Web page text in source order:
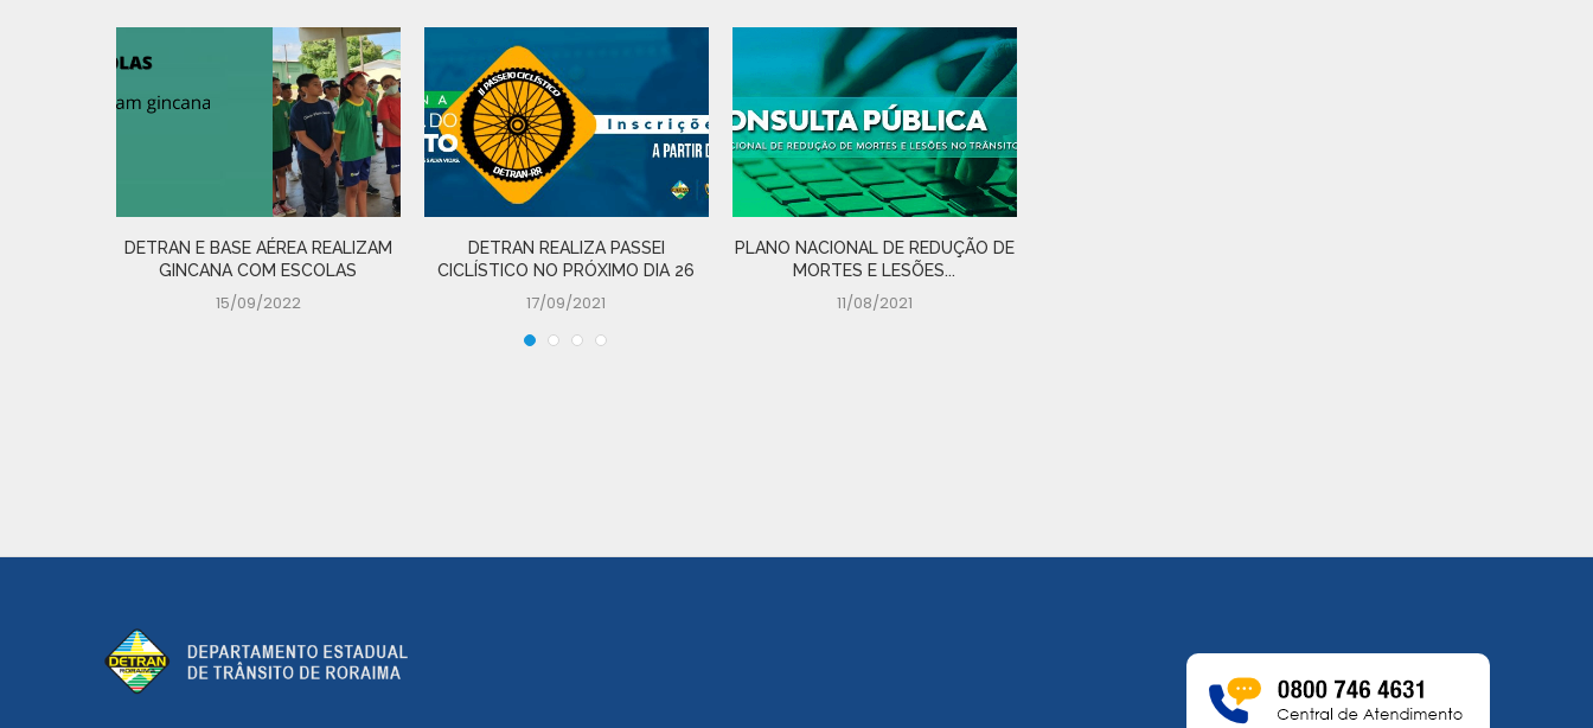
DETRAN E BASE AÉREA REALIZAM
GINCANA COM ESCOLAS
15/09/2022
DETRAN REALIZA PASSEI
CICLÍSTICO NO PRÓXIMO DIA 26
17/09/2021
PLANO NACIONAL DE REDUÇÃO DE
MORTES E LESÕES...
11/08/2021